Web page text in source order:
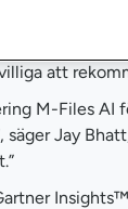
i rapporten
att
M-Files
säger Jay